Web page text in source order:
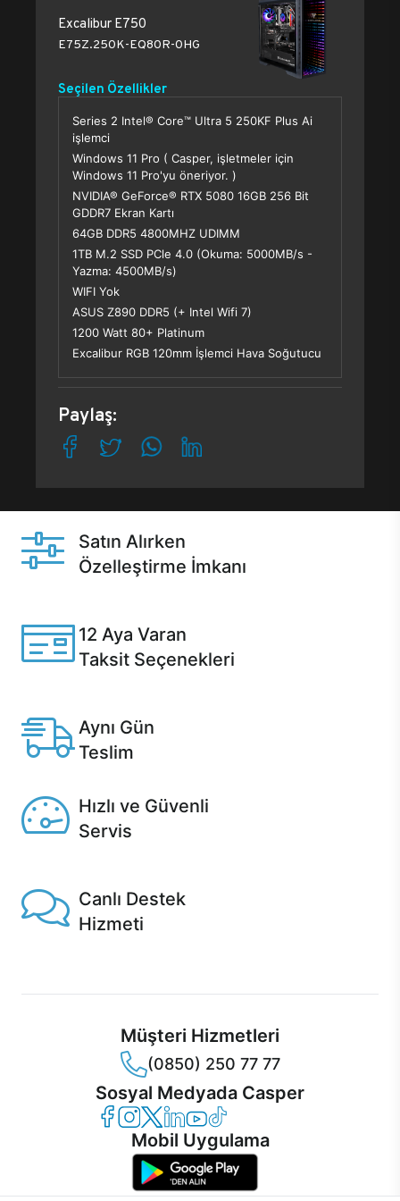
Excalibur E750
E75Z.250K-EQ80R-0HG
Seçilen Özellikler
Series 2 Intel® Core™ Ultra 5 250KF Plus Ai
işlemci
Windows 11 Pro ( Casper, işletmeler için
Windows 11 Pro'yu öneriyor. )
NVIDIA® GeForce® RTX 5080 16GB 256 Bit
GDDR7 Ekran Kartı
64GB DDR5 4800MHZ UDIMM
1TB M.2 SSD PCle 4.0 (Okuma: 5000MB/s -
Yazma: 4500MB/s)
WIFI Yok
ASUS Z890 DDR5 (+ Intel Wifi 7)
1200 Watt 80+ Platinum
Excalibur RGB 120mm İşlemci Hava Soğutucu
Paylaş:
Satın Alırken
Özelleştirme İmkanı
12 Aya Varan
Taksit Seçenekleri
Aynı Gün
Teslim
Hızlı ve Güvenli
Servis
Canlı Destek
Hizmeti
Müşteri Hizmetleri
(0850) 250 77 77
Sosyal Medyada Casper
Casper Facebook
Casper Instagram
Casper Twitter
Casper LinkedIn
Casper YouTube
Casper TikTok
Mobil Uygulama